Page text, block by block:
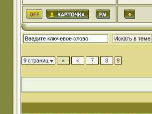
9 страниц « < 7 8 9